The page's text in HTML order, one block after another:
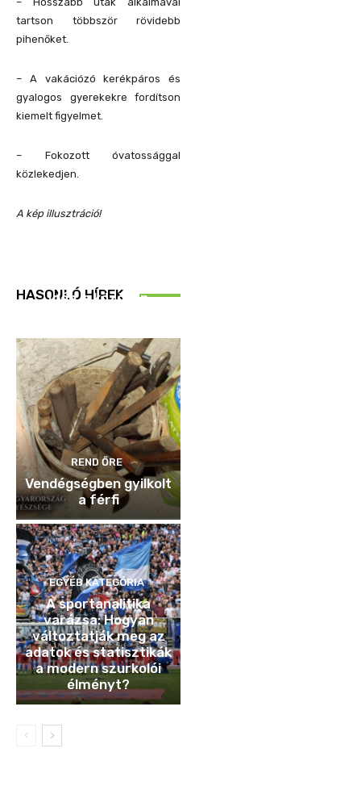
tartson többször rövidebb
pihenőket.
– A vakációzó kerékpáros és
gyalogos gyerekekre fordítson
kiemelt figyelmet.
– Fokozott óvatossággal
közlekedjen.
A kép illusztráció!
HASONLÓ HÍREK
Idén is közösen
REND ŐRE
Vendégségben gyilkolt
a férfi
EGYÉB KATEGÓRIA
A sportanalitika
varázsa: Hogyan
változtatják meg az
adatok és statisztikák
a modern szurkolói
élményt?